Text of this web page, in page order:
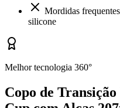
Mordidas
silicone
Melhor tecnologia 360°
Copo de